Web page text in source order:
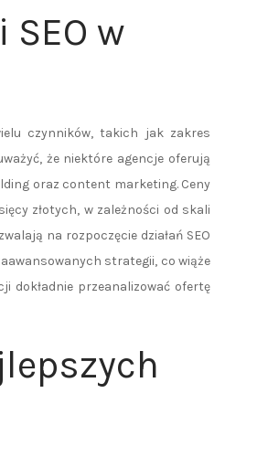
w
czynników, takich jak zakres
że niektóre agencje oferują
oraz content marketing. Ceny
złotych, w zależności od skali
na rozpoczęcie działań SEO
strategii, co wiąże
dokładnie przeanalizować ofertę